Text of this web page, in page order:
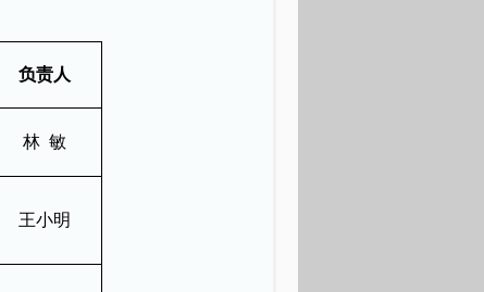
负责人
林 敏
王小明